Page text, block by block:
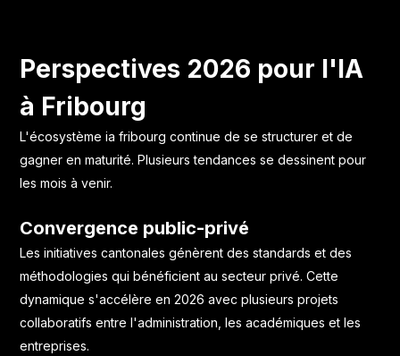
Perspectives 2026 pour l'IA
à Fribourg
L'écosystème ia fribourg continue de se structurer et de
gagner en maturité. Plusieurs tendances se dessinent pour
les mois à venir.
Convergence public-privé
Les initiatives cantonales génèrent des standards et des
méthodologies qui bénéficient au secteur privé. Cette
dynamique s'accélère en 2026 avec plusieurs projets
collaboratifs entre l'administration, les académiques et les
entreprises.